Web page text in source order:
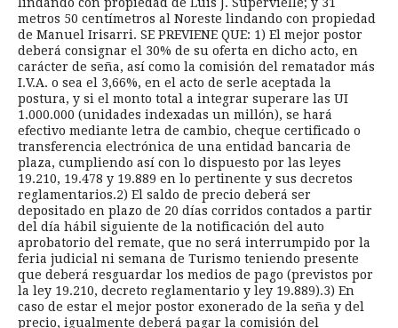
metros 50 centímetros al Noreste lindando con propiedad
de Manuel Irisarri. SE PREVIENE QUE: 1) El mejor postor
deberá consignar el 30% de su oferta en dicho acto, en
carácter de seña, así como la comisión del rematador más
I.V.A. o sea el 3,66%, en el acto de serle aceptada la
postura, y si el monto total a integrar superare las UI
1.000.000 (unidades indexadas un millón), se hará
efectivo mediante letra de cambio, cheque certificado o
transferencia electrónica de una entidad bancaria de
plaza, cumpliendo así con lo dispuesto por las leyes
19.210, 19.478 y 19.889 en lo pertinente y sus decretos
reglamentarios.2) El saldo de precio deberá ser
depositado en plazo de 20 días corridos contados a partir
del día hábil siguiente de la notificación del auto
aprobatorio del remate, que no será interrumpido por la
feria judicial ni semana de Turismo teniendo presente
que deberá resguardar los medios de pago (previstos por
la ley 19.210, decreto reglamentario y ley 19.889).3) En
caso de estar el mejor postor exonerado de la seña y del
precio, igualmente deberá pagar la comisión del